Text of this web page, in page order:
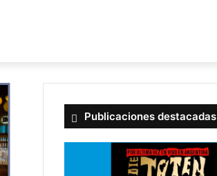
Publicaciones destacadas